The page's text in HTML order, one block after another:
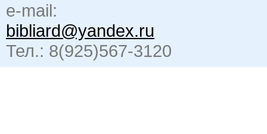
e-mail:
bibliard@yandex.ru
Тел.: 8(925)567-3120